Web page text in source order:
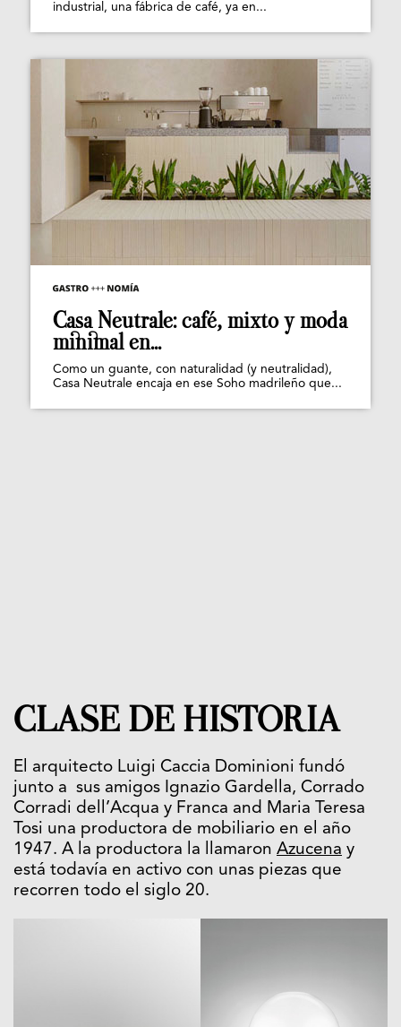
industrial, una fábrica de café, ya en...
Casa Neutrale: café, mixto y moda
minimal en...
Como un guante, con naturalidad (y neutralidad),
Casa Neutrale encaja en ese Soho madrileño que...
CLASE DE HISTORIA
El arquitecto Luigi Caccia Dominioni fundó
junto a sus amigos Ignazio Gardella, Corrado
Corradi dell’Acqua y Franca and Maria Teresa
Tosi una productora de mobiliario en el año
1947. A la productora la llamaron Azucena y
está todavía en activo con unas piezas que
recorren todo el siglo 20.